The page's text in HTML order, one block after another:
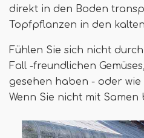
direkt in den Boden
Topfpflanzen in den
Fühlen Sie sich nicht
Fall -freundlichen
gesehen haben - oder
Wenn Sie nicht mit Samen